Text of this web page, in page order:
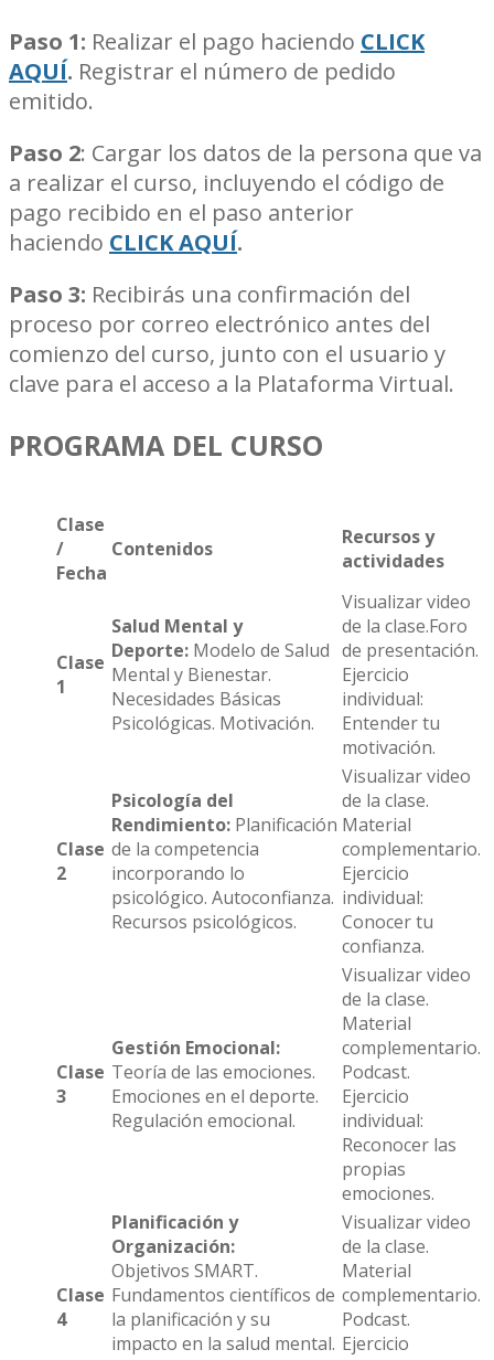
Paso 1: Realizar el pago haciendo CLICK
AQUÍ. Registrar el número de pedido
emitido.
Paso 2: Cargar los datos de la persona que va
a realizar el curso, incluyendo el código de
pago recibido en el paso anterior
haciendo CLICK AQUÍ.
Paso 3: Recibirás una confirmación del
proceso por correo electrónico antes del
comienzo del curso, junto con el usuario y
clave para el acceso a la Plataforma Virtual.
PROGRAMA DEL CURSO
Clase
/
Fecha
Contenidos
Recursos y
actividades
Clase
1
Salud Mental y
Deporte: Modelo de Salud
Mental y Bienestar.
Necesidades Básicas
Psicológicas. Motivación.
Visualizar video
de la clase.Foro
de presentación.
Ejercicio
individual:
Entender tu
motivación.
Clase
2
Psicología del
Rendimiento: Planificación
de la competencia
incorporando lo
psicológico. Autoconfianza.
Recursos psicológicos.
Visualizar video
de la clase.
Material
complementario.
Ejercicio
individual:
Conocer tu
confianza.
Clase
3
Gestión Emocional:
Teoría de las emociones.
Emociones en el deporte.
Regulación emocional.
Visualizar video
de la clase.
Material
complementario.
Podcast.
Ejercicio
individual:
Reconocer las
propias
emociones.
Clase
4
Planificación y
Organización:
Objetivos SMART.
Fundamentos científicos de
la planificación y su
impacto en la salud mental.
Visualizar video
de la clase.
Material
complementario.
Podcast.
Ejercicio